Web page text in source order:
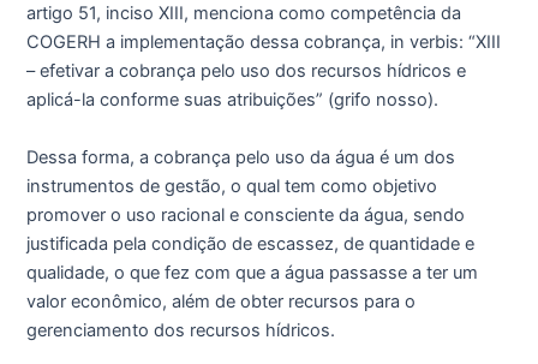
artigo 51, inciso XIII, menciona como competência da
COGERH a implementação dessa cobrança, in verbis: “XIII
– efetivar a cobrança pelo uso dos recursos hídricos e
aplicá-la conforme suas atribuições” (grifo nosso).
Dessa forma, a cobrança pelo uso da água é um dos
instrumentos de gestão, o qual tem como objetivo
promover o uso racional e consciente da água, sendo
justificada pela condição de escassez, de quantidade e
qualidade, o que fez com que a água passasse a ter um
valor econômico, além de obter recursos para o
gerenciamento dos recursos hídricos.